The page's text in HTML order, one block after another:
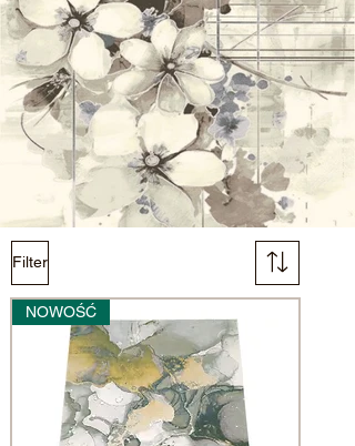
Filter
NOWOŚĆ